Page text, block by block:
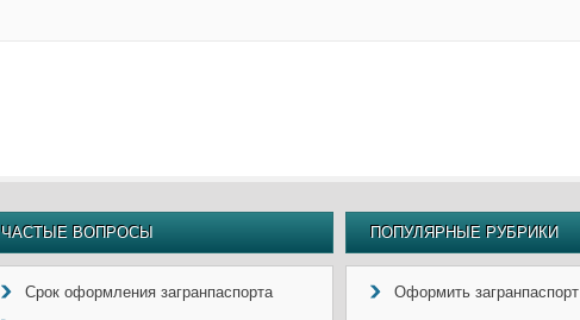
ЧАСТЫЕ ВОПРОСЫ
Срок оформления загранпаспорта
ПОПУЛЯРНЫЕ РУБРИКИ
Оформить загранпаспорт